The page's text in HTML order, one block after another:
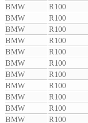
BMW
R100
BMW
R100
BMW
R100
BMW
R100
BMW
R100
BMW
R100
BMW
R100
BMW
R100
BMW
R100
BMW
R100
BMW
R100